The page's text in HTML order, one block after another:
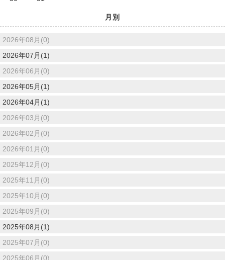
月別
2026年08月(0)
2026年07月(1)
2026年06月(0)
2026年05月(1)
2026年04月(1)
2026年03月(0)
2026年02月(0)
2026年01月(0)
2025年12月(0)
2025年11月(0)
2025年10月(0)
2025年09月(0)
2025年08月(1)
2025年07月(0)
2025年06月(0)